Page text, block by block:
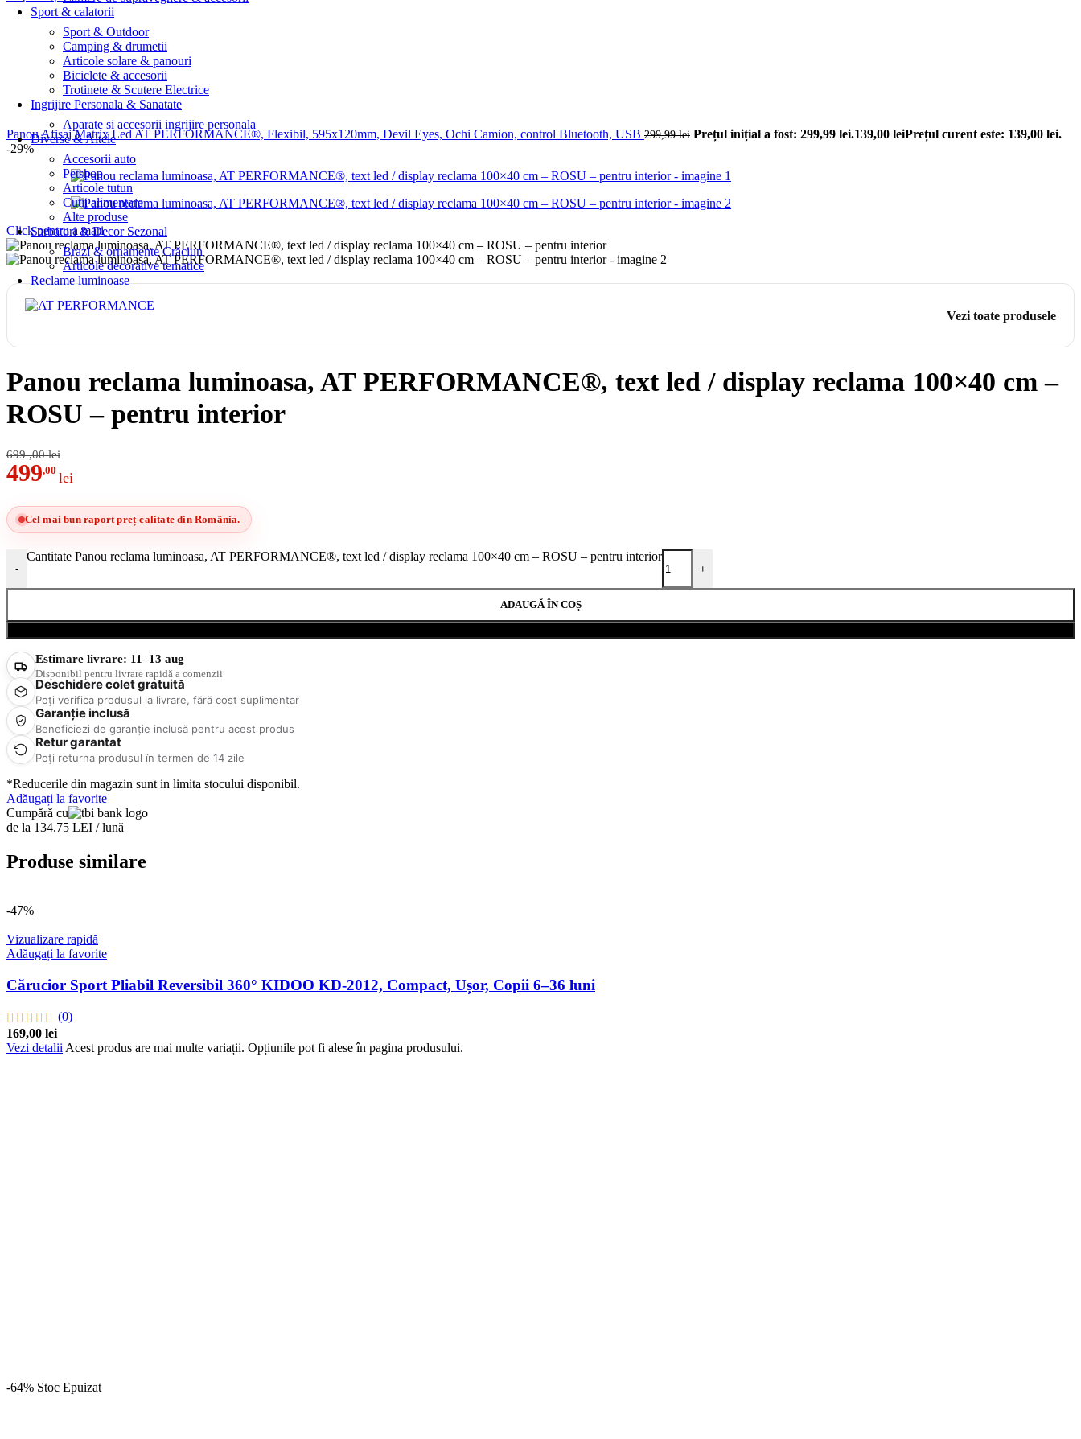
Sport & calatorii
Sport & Outdoor
Camping & drumetii
Articole solare & panouri
Biciclete & accesorii
Trotinete & Scutere Electrice
Ingrijire Personala & Sanatate
Aparate si accesorii ingrijire personala
Diverse & Altele
Accesorii auto
Petshop
Articole tutun
Cutii alimentare
Alte produse
Sarbatori & Decor Sezonal
Brazi & ornamente Crăciun
Articole decorative tematice
Reclame luminoase
Panou Afisaj Matrix Led AT PERFORMANCE®, Flexibil, 595x120mm, Devil Eyes, Ochi Camion, control Bluetooth, USB 299,99lei Prețul inițial a fost: 299,99 lei.139,00 leiPrețul curent este: 139,00 lei.
-29%
Click pentru a mari
Vezi toate produsele
Panou reclama luminoasa, AT PERFORMANCE®, text led / display reclama 100×40 cm –
ROSU – pentru interior
699 ,00 lei
499,00 lei
Cel mai bun raport preț-calitate din România.
-
Cantitate Panou reclama luminoasa, AT PERFORMANCE®, text led / display reclama 100×40 cm – ROSU – pentru interior
+
ADAUGĂ ÎN COȘ
Estimare livrare: 11–13 aug
Disponibil pentru livrare rapidă a comenzii
Deschidere colet gratuită
Poți verifica produsul la livrare, fără cost suplimentar
Garanție inclusă
Beneficiezi de garanție inclusă pentru acest produs
Retur garantat
Poți returna produsul în termen de 14 zile
*Reducerile din magazin sunt in limita stocului disponibil.
Adăugați la favorite
Cumpără cu
de la 134.75 LEI / lună
Produse similare
-47%
Vizualizare rapidă
Adăugați la favorite
Cărucior Sport Pliabil Reversibil 360° KIDOO KD-2012, Compact, Ușor, Copii 6–36 luni
(0)
169,00 lei
Vezi detalii Acest produs are mai multe variații. Opțiunile pot fi alese în pagina produsului.
-64% Stoc Epuizat